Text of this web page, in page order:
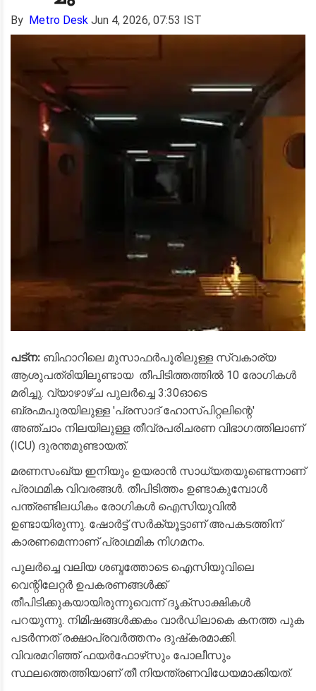
By Metro Desk Jun 4, 2026, 07:53 IST
പട്ന: ബിഹാറിലെ മുസാഫർപൂരിലുള്ള സ്വകാര്യ
ആശുപത്രിയിലുണ്ടായ തീപിടിത്തത്തിൽ 10 രോഗികൾ
മരിച്ചു. വ്യാഴാഴ്ച പുലർച്ചെ 3:30ഓടെ
ബ്രഹ്മപുരയിലുള്ള 'പ്രസാദ് ഹോസ്പിറ്റലിന്റെ'
അഞ്ചാം നിലയിലുള്ള തീവ്രപരിചരണ വിഭാഗത്തിലാണ്
(ICU) ദുരന്തമുണ്ടായത്.
​മരണസംഖ്യ ഇനിയും ഉയരാൻ സാധ്യതയുണ്ടെന്നാണ്
പ്രാഥമിക വിവരങ്ങൾ. തീപിടിത്തം ഉണ്ടാകുമ്പോൾ
പന്ത്രണ്ടിലധികം രോഗികൾ ഐസിയുവിൽ
ഉണ്ടായിരുന്നു. ഷോർട്ട് സർക്യൂട്ടാണ് അപകടത്തിന്
കാരണമെന്നാണ് പ്രാഥമിക നിഗമനം.
​പുലർച്ചെ വലിയ ശബ്ദത്തോടെ ഐസിയുവിലെ
വെന്റിലേറ്റർ ഉപകരണങ്ങൾക്ക്
തീപിടിക്കുകയായിരുന്നുവെന്ന് ദൃക്‌സാക്ഷികൾ
പറയുന്നു. നിമിഷങ്ങൾക്കകം വാർഡിലാകെ കനത്ത പുക
പടർന്നത് രക്ഷാപ്രവർത്തനം ദുഷ്‌കരമാക്കി.
വിവരമറിഞ്ഞ് ഫയർഫോഴ്‌സും പോലീസും
സ്ഥലത്തെത്തിയാണ് തീ നിയന്ത്രണവിധേയമാക്കിയത്.